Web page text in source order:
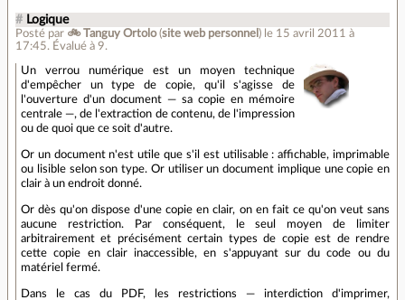
# Logique
Posté par 🚲 Tanguy Ortolo(site web personnel ) le 15 avril 2011 à
17:45. Évalué à 9.
Un verrou numérique est un moyen technique
d'empêcher un type de copie, qu'il s'agisse de
l'ouverture d'un document — sa copie en mémoire
centrale —, de l'extraction de contenu, de l'impression
ou de quoi que ce soit d'autre.
Or un document n'est utile que s'il est utilisable : affichable, imprimable
ou lisible selon son type. Or utiliser un document implique une copie en
clair à un endroit donné.
Or dès qu'on dispose d'une copie en clair, on en fait ce qu'on veut sans
aucune restriction. Par conséquent, le seul moyen de limiter
arbitrairement et précisément certain types de copie est de rendre
cette copie en clair inaccessible, en s'appuyant sur du code ou du
matériel fermé.
Dans le cas du PDF, les restrictions — interdiction d'imprimer,